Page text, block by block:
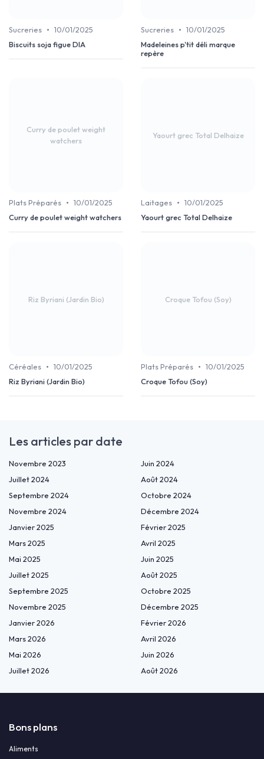
Sucreries • 10/01/2025
Biscuits soja figue DIA
Sucreries • 10/01/2025
Madeleines p'tit déli marque
repère
Curry de poulet weight
watchers
Plats Préparés • 10/01/2025
Curry de poulet weight watchers
Yaourt grec Total Delhaize
Laitages • 10/01/2025
Yaourt grec Total Delhaize
Riz Byriani (Jardin Bio)
Céréales • 10/01/2025
Riz Byriani (Jardin Bio)
Croque Tofou (Soy)
Plats Préparés • 10/01/2025
Croque Tofou (Soy)
Les articles par date
Novembre 2023
Juin 2024
Juillet 2024
Août 2024
Septembre 2024
Octobre 2024
Novembre 2024
Décembre 2024
Janvier 2025
Février 2025
Mars 2025
Avril 2025
Mai 2025
Juin 2025
Juillet 2025
Août 2025
Septembre 2025
Octobre 2025
Novembre 2025
Décembre 2025
Janvier 2026
Février 2026
Mars 2026
Avril 2026
Mai 2026
Juin 2026
Juillet 2026
Août 2026
Bons plans
Aliments